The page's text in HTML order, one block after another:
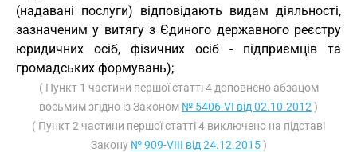
(надавані послуги) відповідають видам діяльності,
зазначеним у витягу з Єдиного державного реєстру
юридичних осіб, фізичних осіб - підприємців та
громадських формувань);
( Пункт 1 частини першої статті 4 доповнено абзацом
восьмим згідно із Законом № 5406-VI від 02.10.2012 )
( Пункт 2 частини першої статті 4 виключено на підставі
Закону № 909-VIII від 24.12.2015)